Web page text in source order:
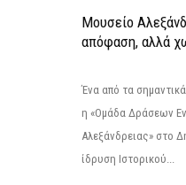
Μουσείο
απόφαση, αλλά
Ένα από τα
η «Ομάδα Δράσεων
Αλεξάνδρειας» στο
ίδρυση Ιστορικού...